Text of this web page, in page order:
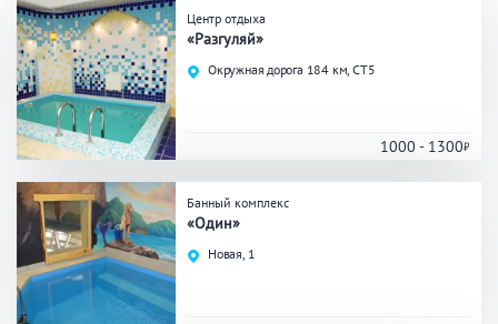
Загородный отдых
Праздник/Корпоратив
Вместимость
до 10 человек
от 20 человек
Центр отдыха
«Разгуляй»
Окружная дорога 184 км, СТ5
1000 - 1300
Банный комплекс
«Один»
Новая, 1